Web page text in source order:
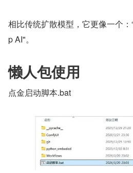
相比传统扩散模型，它更像一个
p AI"。
懒人包使用
点金启动脚本.bat